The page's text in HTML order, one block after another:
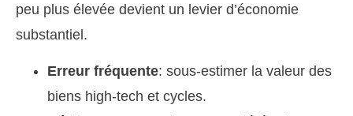
peu plus élevée devient un levier d’économie
substantiel.
Erreur fréquente: sous-estimer la valeur des
biens high-tech et cycles.